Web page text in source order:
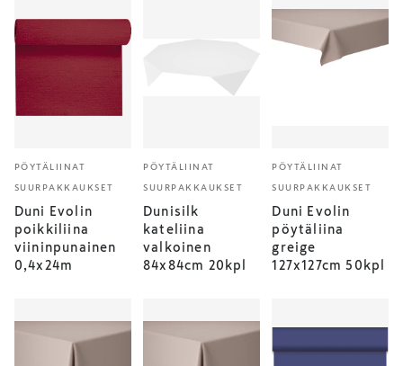
PÖYTÄLIINAT
SUURPAKKAUKSET
Duni Evolin
poikkiliina
viininpunainen
0,4x24m
PÖYTÄLIINAT
SUURPAKKAUKSET
Dunisilk
kateliina
valkoinen
84x84cm 20kpl
PÖYTÄLIINAT
SUURPAKKAUKSET
Duni Evolin
pöytäliina
greige
127x127cm 50kpl